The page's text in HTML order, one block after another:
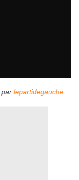
par lepartidegauche